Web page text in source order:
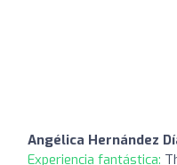
Angélica Hernández
Experiencia fantástica: